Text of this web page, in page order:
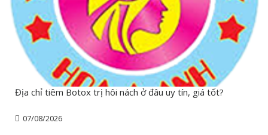
Địa chỉ tiêm Botox trị hôi nách ở đâu uy tín, giá tốt?
07/08/2026